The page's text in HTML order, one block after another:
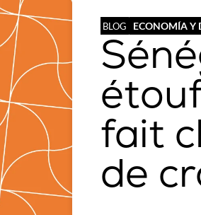
BLOG ECONOMÍA Y
fait
de